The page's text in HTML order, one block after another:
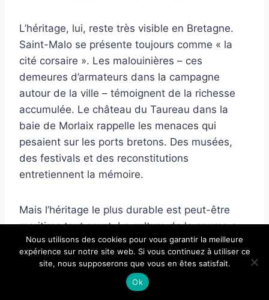
L’héritage, lui, reste très visible en Bretagne.
Saint-Malo se présente toujours comme « la
cité corsaire ». Les malouinières – ces
demeures d’armateurs dans la campagne
autour de la ville – témoignent de la richesse
accumulée. Le château du Taureau dans la
baie de Morlaix rappelle les menaces qui
pesaient sur les ports bretons. Des musées,
des festivals et des reconstitutions
entretiennent la mémoire.
Mais l’héritage le plus durable est peut-être
maritime tout court. La culture de la course a
formé des générations de marins bretons à la
navigation hauturière, au combat naval et à
l’initiative tactique. Quand Surcouf prenait un
vaisseau trois fois plus gros que le sien, il
Nous utilisons des cookies pour vous garantir la meilleure
expérience sur notre site web. Si vous continuez à utiliser ce
site, nous supposerons que vous en êtes satisfait.
Ok